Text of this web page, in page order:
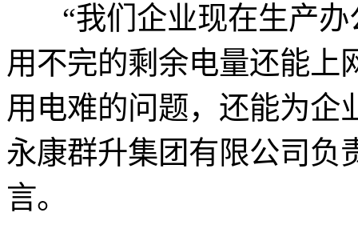
“我们企业现在生产办
用不完的剩余电量还能上
用电难的问题，还能为企
永康群升集团有限公司负
言。